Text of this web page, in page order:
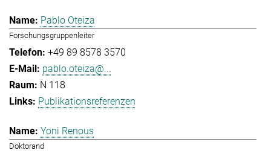
Pablo Oteiza
Forschungsgruppenleiter
+49 89 8578 3570
pablo.oteiza@...
N 118
Publikationsreferenzen
Yoni Renous
Doktorand